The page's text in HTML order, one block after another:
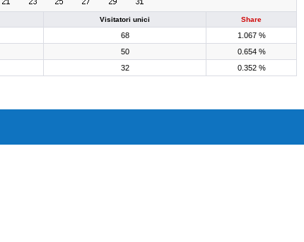
Visitatori unici Share
68
1.067 %
50
0.654 %
32 0.352 %